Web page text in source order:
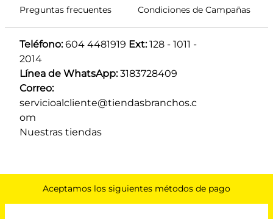
Preguntas frecuentes
Condiciones de Campañas
Teléfono: 604 4481919 Ext: 128 - 1011 -
2014
Línea de WhatsApp: 3183728409
Correo:
servicioalcliente@tiendasbranchos.c
om
Nuestras tiendas
Aceptamos los siguientes métodos de pago